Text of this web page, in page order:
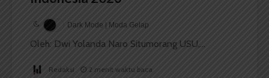
Dark Mode | Moda Gelap
Oleh: Dwi Yolanda Naro Situmorang USU,...
Redaksi 2 menit waktu baca